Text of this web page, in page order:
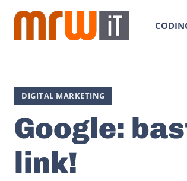
DIGITAL MARKETING
Google:
link!